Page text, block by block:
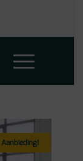
Aanbieding!